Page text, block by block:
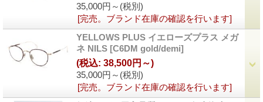
35,000円～ (税別)
[完売。ブランド在庫の確認を行います]
YELLOWS PLUS イエローズプラス メガ
ネ NILS [C6DM gold/demi]
35,000円～ (税別)
(税込: 38,500円～)
[完売。ブランド在庫の確認を行います]